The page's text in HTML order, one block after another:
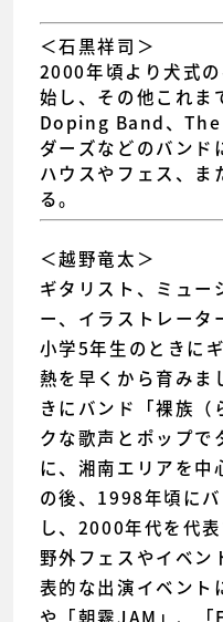
＜石黒祥司＞
2000年頃より犬式
始し、その他これ
Doping Band、The
ダーズなどのバンド
ハウスやフェス、ま
る。
＜越野竜太＞
ギタリスト、ミュー
ー、イラストレータ
小学5年生のときに
熱を早くから育み
きにバンド「裸族（
クな歌声とポップで
に、湘南エリアを中
の後、1998年頃に
し、2000年代を代
野外フェスやイベン
表的な出演イベン